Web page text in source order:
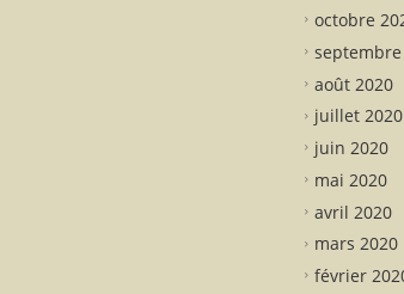
octobre
septembre
août 2020
juillet 2020
juin 2020
mai 2020
avril 2020
mars 2020
février